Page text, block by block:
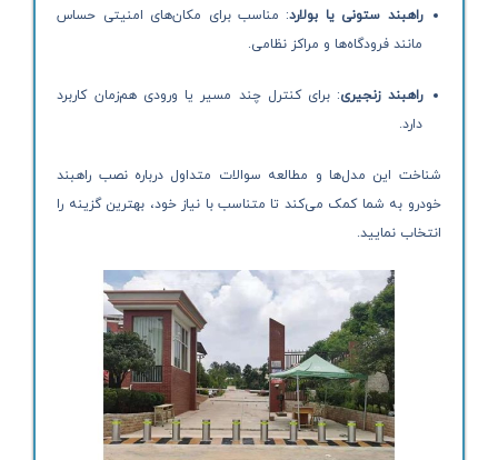
راهبند ستونی یا بولارد: مناسب برای مکان‌های امنیتی حساس
مانند فرودگاه‌ها و مراکز نظامی.
راهبند زنجیری: برای کنترل چند مسیر یا ورودی هم‌زمان کاربرد
دارد.
شناخت این مدل‌ها و مطالعه سوالات متداول درباره نصب راهبند
خودرو به شما کمک می‌کند تا متناسب با نیاز خود، بهترین گزینه را
انتخاب نمایید.